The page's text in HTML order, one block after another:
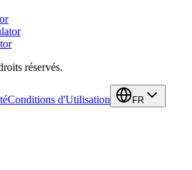
réservés.
Conditions d'Utilisation FR